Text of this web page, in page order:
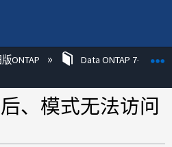
版ONTAP Data ONTAP 7-模式
、模式无法访问